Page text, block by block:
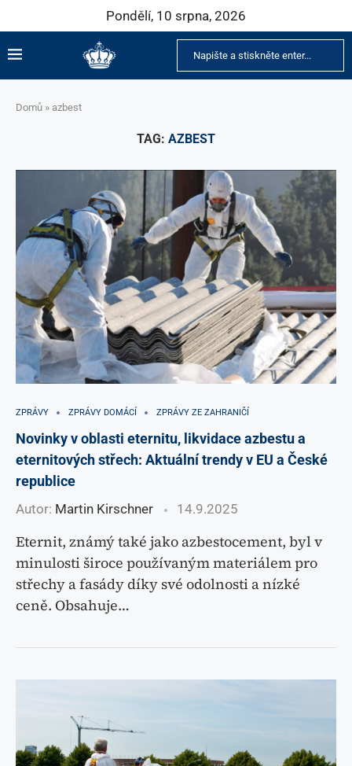
Pondělí, 10 srpna, 2026
Domů » azbest
TAG: AZBEST
ZPRÁVY ZPRÁVY DOMÁCÍ ZPRÁVY ZE ZAHRANIČÍ
Novinky v oblasti eternitu, likvidace azbestu a
eternitových střech: Aktuální trendy v EU a České
republice
Autor: Martin Kirschner 14.9.2025
Eternit, známý také jako azbestocement, byl v
minulosti široce používaným materiálem pro
střechy a fasády díky své odolnosti a nízké
ceně. Obsahuje…